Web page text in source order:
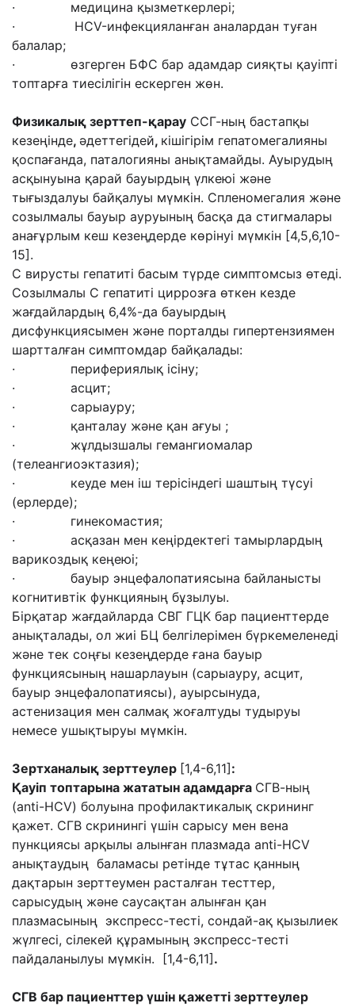
· медицина қызметкерлері;
· HCV-инфекцияланған аналардан туған
балалар;
· өзгерген БФС бар адамдар сияқты қауіпті
топтарға тиесілігін ескерген жөн.
Физикалық зерттеп-қарау ССГ-ның бастапқы
кезеңінде, әдеттегідей, кішігірім гепатомегалияны
қоспағанда, паталогияны анықтамайды. Ауырудың
асқынуына қарай бауырдың үлкеюі және
тығыздалуы байқалуы мүмкін. Спленомегалия және
созылмалы бауыр ауруының басқа да стигмалары
анағұрлым кеш кезеңдерде көрінуі мүмкін [4,5,6,10-
15].
С вирусты гепатиті басым түрде симптомсыз өтеді.
Созылмалы С гепатиті циррозға өткен кезде
жағдайлардың 6,4%-да бауырдың
дисфункциясымен және порталды гипертензиямен
шартталған симптомдар байқалады:
· перифериялық ісіну;
· асцит;
· сарыауру;
· қанталау және қан ағуы ;
· жұлдызшалы гемангиомалар
(телеангиоэктазия);
· кеуде мен іш терісіндегі шаштың түсуі
(ерлерде);
· гинекомастия;
· асқазан мен кеңірдектегі тамырлардың
варикоздық кеңеюі;
· бауыр энцефалопатиясына байланысты
когнитивтік функцияның бұзылуы.
Бірқатар жағдайларда СВГ ГЦК бар пациенттерде
анықталады, ол жиі БЦ белгілерімен бүркемеленеді
және тек соңғы кезеңдерде ғана бауыр
функциясының нашарлауын (сарыауру, асцит,
бауыр энцефалопатиясы), ауырсынуда,
астенизация мен салмақ жоғалтуды тудыруы
немесе ушықтыруы мүмкін.
Зертханалық зерттеулер [1,4-6,11] :
Қауіп топтарына жататын адамдарға СГВ-ның
(anti-HCV) болуына профилактикалық скрининг
қажет. СГВ скринингі үшін сарысу мен вена
пункциясы арқылы алынған плазмада anti-HCV
анықтаудың баламасы ретінде тұтас қанның
дақтарын зерттеумен расталған тесттер,
сарысудың және саусақтан алынған қан
плазмасының экспресс-тесті, сондай-ақ қызылиек
жүлгесі, сілекей құрамының экспресс-тесті
пайдаланылуы мүмкін. [1,4-6,11] .
СГВ бар пациенттер үшін қажетті зерттеулер